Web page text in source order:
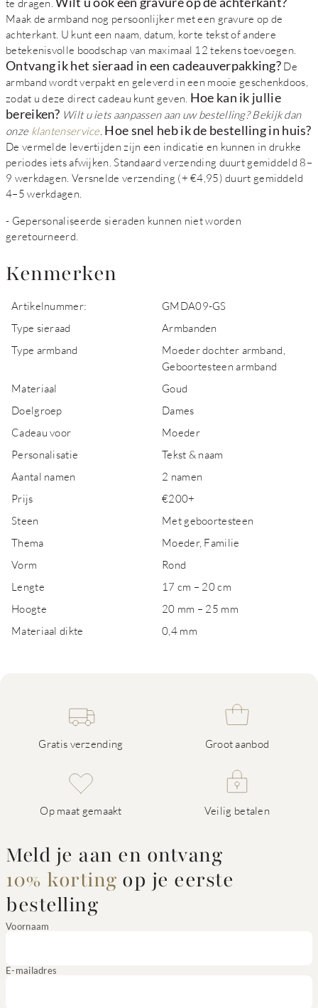
te dragen.
Maak de armband nog persoonlijker met een gravure op de
achterkant. U kunt een naam, datum, korte tekst of andere
betekenisvolle boodschap van maximaal 12 tekens toevoegen.
Ontvang ik het sieraad in een cadeauverpakking? De
armband wordt verpakt en geleverd in een mooie geschenkdoos,
zodat u deze direct cadeau kunt geven. Hoe kan ik jullie
bereiken? Wilt u iets aanpassen aan uw bestelling? Bekijk dan
onze klantenservice. Hoe snel heb ik de bestelling in huis?
De vermelde levertijden zijn een indicatie en kunnen in drukke
periodes iets afwijken. Standaard verzending duurt gemiddeld 8–
9 werkdagen. Versnelde verzending (+ €4,95) duurt gemiddeld
4–5 werkdagen.
- Gepersonaliseerde sieraden kunnen niet worden
geretourneerd.
Kenmerken
Artikelnummer:
GMDA09-GS
Type sieraad
Armbanden
Type armband
Moeder dochter armband,
Geboortesteen armband
Materiaal
Goud
Doelgroep
Dames
Cadeau voor
Moeder
Personalisatie
Tekst & naam
Aantal namen
2 namen
Prijs
€200+
Steen
Met geboortesteen
Thema
Moeder, Familie
Vorm
Rond
Lengte
17 cm – 20 cm
Hoogte
20 mm – 25 mm
Materiaal dikte
0,4 mm
Gratis verzending Groot aanbod
Op maat gemaakt Veilig betalen
Meld je aan en ontvang
10% korting op je eerste
bestelling
Voornaam
E-mailadres